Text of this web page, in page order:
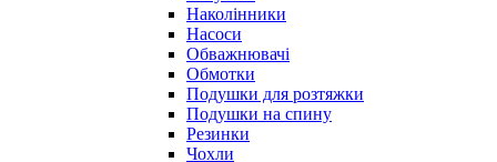
Наколінники
Насоси
Обважнювачі
Обмотки
Подушки для розтяжки
Подушки на спину
Резинки
Чохли